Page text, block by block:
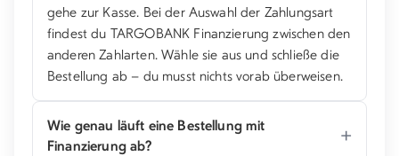
gehe zur Kasse. Bei der Auswahl der Zahlungsart
findest du TARGOBANK Finanzierung zwischen den
anderen Zahlarten. Wähle sie aus und schließe die
Bestellung ab – du musst nichts vorab überweisen.
Wie genau läuft eine Bestellung mit
Finanzierung ab?